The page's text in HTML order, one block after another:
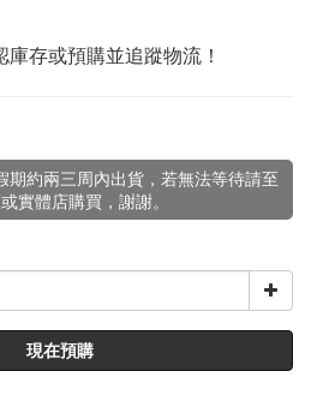
庫存或預購並追蹤物流！
期約兩三周內出貨，若無法等待請至
實體店購買，謝謝。
現在預購